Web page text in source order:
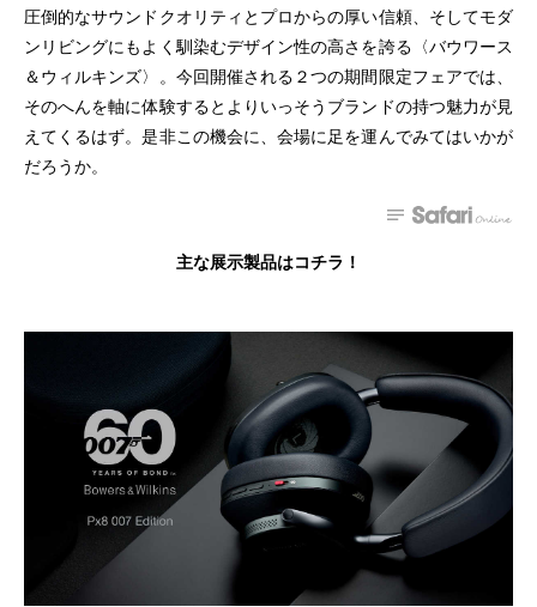
圧倒的なサウンドクオリティとプロからの厚い信頼、そしてモダ
ンリビングにもよく馴染むデザイン性の高さを誇る〈バウワース
＆ウィルキンズ〉。今回開催される２つの期間限定フェアでは、
そのへんを軸に体験するとよりいっそうブランドの持つ魅力が見
えてくるはず。是非この機会に、会場に足を運んでみてはいかが
だろうか。
主な展示製品はコチラ！